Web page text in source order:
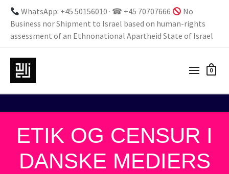
WhatsApp: +45 50156010 · ☎ +45 70707666
No
Business nor Shipment to Israel based on human-rights
assessment of an Ethnonational Apartheid State of Israel
0
ETIK OG CENSUR I
DANSKE MEDIERS